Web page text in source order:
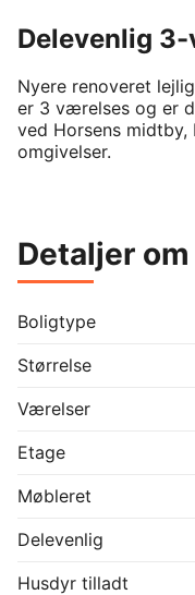
Delevenlig
Nyere renoveret
er 3 værelses og er
ved Horsens midtby,
omgivelser.
Detaljer
Boligtype
Størrelse
Værelser
Etage
Møbleret
Delevenlig
Husdyr tilladt